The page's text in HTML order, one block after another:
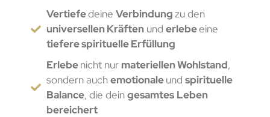
VertiefedeineVerbindungzu den
universellen Kräften underlebeeine
tiefere spirituelle Erfüllung
Erlebenicht nur materiellen Wohlstand,
sondern auchemotionaleundspirituelle
Balance, die deingesamtes Leben
bereichert